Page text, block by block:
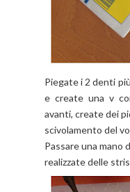
Piegate i 2 denti
e create una v
avanti, create dei
scivolamento del
Passare una
realizzate delle